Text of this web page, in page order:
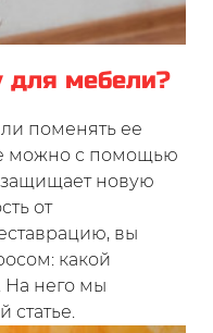
краски
легкость в
что
результат с
Если вы
– это именно то,
и
эту краску
Tikkurila
вашу
для мебели?
поменять ее
можно с помощью
защищает новую
от
вы
какой
На него мы
статье.